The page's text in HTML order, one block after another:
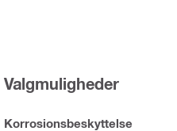
Valgmuligheder
Korrosionsbeskyttelse